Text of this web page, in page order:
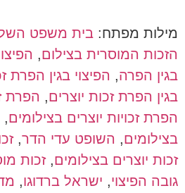
מילות מפתח: בית משפט
הזכות המוסרית בצילום,
בגין הפרה, הפיצוי בגין הפרת
בגין הפרת זכות יוצרים, הפרת
הפרת זכויות יוצרים בצילומים,
בצילומים, השופט עדי הדר,
זכות יוצרים בצילומים,זכות
גובה הפיצוי, ישראל ברדוגו,